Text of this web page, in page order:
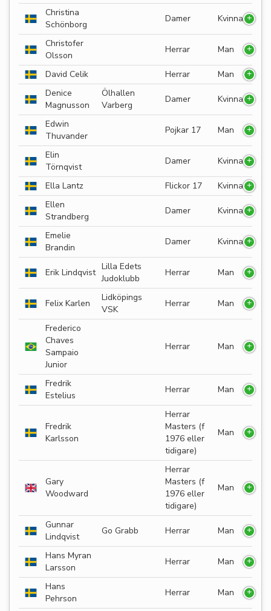
Christina
Schönborg
Damer Kvinna
Christofer
Olsson
Herrar Man
David Celik Herrar
Man
Denice
Magnusson
Ölhallen
Varberg
Damer Kvinna
Edwin
Thuvander
Pojkar 17 Man
Elin
Törnqvist
Damer Kvinna
Ella Lantz Flickor 17
Kvinna
Ellen
Strandberg
Damer Kvinna
Emelie
Brandin
Damer Kvinna
Erik Lindqvist
Lilla Edets
Judoklubb
Herrar Man
Felix Karlen
Lidköpings
VSK
Herrar Man
Frederico
Chaves
Sampaio
Junior
Herrar Man
Fredrik
Estelius
Herrar Man
Fredrik
Karlsson
Herrar
Masters (f
1976 eller
tidigare)
Man
Gary
Woodward
Herrar
Masters (f
1976 eller
tidigare)
Man
Gunnar
Lindqvist
Go Grabb Herrar Man
Hans Myran
Larsson
Herrar Man
Hans
Pehrson
Herrar Man